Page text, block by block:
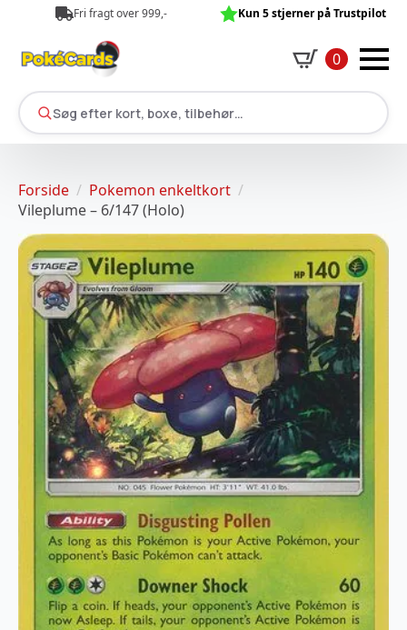
Fri fragt over 999,- Kun 5 stjerner på Trustpilot
0
Søg efter kort, boxe, tilbehør…
Forside
Pokemon enkeltkort
Vileplume – 6/147 (Holo)